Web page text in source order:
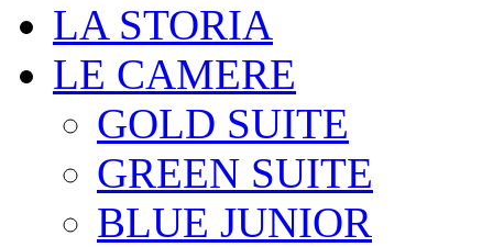
LA STORIA
LE CAMERE
GOLD SUITE
GREEN SUITE
BLUE JUNIOR